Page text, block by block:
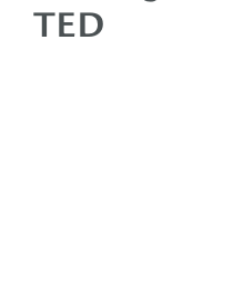
TED